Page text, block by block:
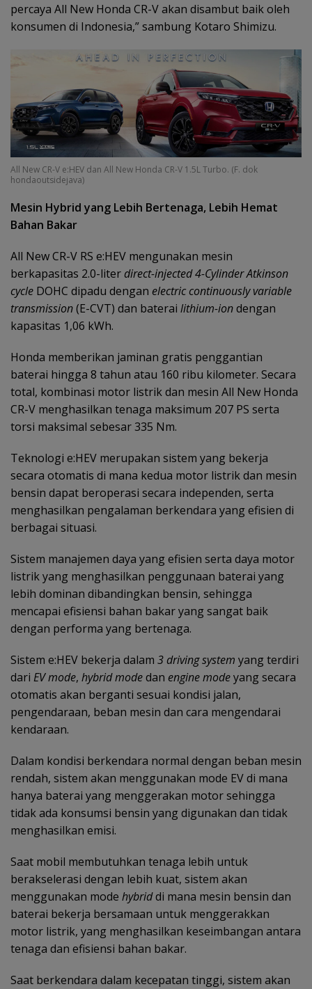
percaya All New Honda CR-V akan disambut baik oleh
konsumen di Indonesia,” sambung Kotaro Shimizu.
All New CR-V e:HEV dan All New Honda CR-V 1.5L Turbo. (F. dok
hondaoutsidejava)
Mesin Hybrid yang Lebih Bertenaga, Lebih Hemat
Bahan Bakar
All New CR-V RS e:HEV mengunakan mesin
berkapasitas 2.0-liter direct-injected 4-Cylinder Atkinson
cycle DOHC dipadu dengan electric continuously variable
transmission(E-CVT) dan baterai lithium-iondengan
kapasitas 1,06 kWh.
Honda memberikan jaminan gratis penggantian
baterai hingga 8 tahun atau 160 ribu kilometer. Secara
total, kombinasi motor listrik dan mesin All New Honda
CR-V menghasilkan tenaga maksimum 207 PS serta
torsi maksimal sebesar 335 Nm.
Teknologi e:HEV merupakan sistem yang bekerja
secara otomatis di mana kedua motor listrik dan mesin
bensin dapat beroperasi secara independen, serta
menghasilkan pengalaman berkendara yang efisien di
berbagai situasi.
Sistem manajemen daya yang efisien serta daya motor
listrik yang menghasilkan penggunaan baterai yang
lebih dominan dibandingkan bensin, sehingga
mencapai efisiensi bahan bakar yang sangat baik
dengan performa yang bertenaga.
Sistem e:HEV bekerja dalam 3 driving system yang terdiri
dari EV mode, hybrid modedan engine modeyang secara
otomatis akan berganti sesuai kondisi jalan,
pengendaraan, beban mesin dan cara mengendarai
kendaraan.
Dalam kondisi berkendara normal dengan beban mesin
rendah, sistem akan menggunakan mode EV di mana
hanya baterai yang menggerakan motor sehingga
tidak ada konsumsi bensin yang digunakan dan tidak
menghasilkan emisi.
Saat mobil membutuhkan tenaga lebih untuk
berakselerasi dengan lebih kuat, sistem akan
menggunakan mode hybriddi mana mesin bensin dan
baterai bekerja bersamaan untuk menggerakkan
motor listrik, yang menghasilkan keseimbangan antara
tenaga dan efisiensi bahan bakar.
Saat berkendara dalam kecepatan tinggi, sistem akan